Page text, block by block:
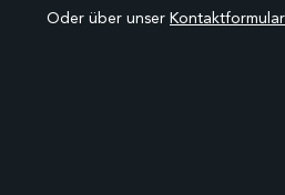
Oder über unser Kontaktformular